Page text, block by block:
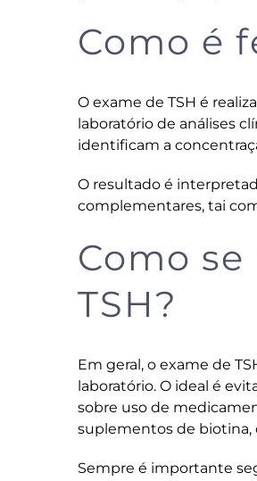
Como é
O exame de TSH é
laboratório de análises
identificam a
O resultado é
complementares, tai
Como
TSH?
Em geral, o exame de
laboratório. O ideal é
sobre uso de
suplementos de
Sempre é importante